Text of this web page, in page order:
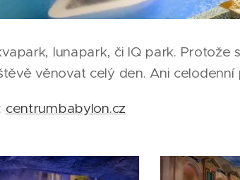
lunapark, či IQ park. Protože
věnovat celý den. Ani
centrumbabylon.cz